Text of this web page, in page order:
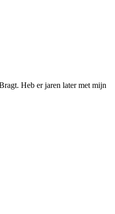
Heb er jaren later met mijn